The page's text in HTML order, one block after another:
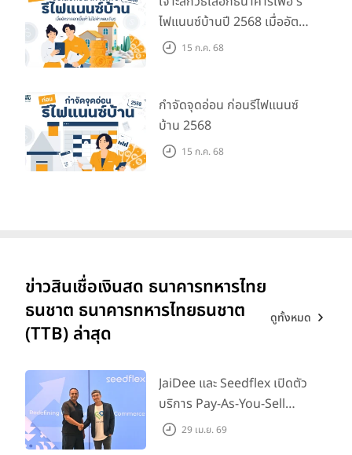
ไฟแนนซ์บ้านปี 2568 เมื่ออัตรา
ดอกเบี้ยต่ำไม่ใช่คำตอบเดียว
15 ก.ค. 68
กำจัดจุดอ่อน ก่อนรีไฟแนนซ์
บ้าน 2568
15 ก.ค. 68
ข่าวสินเชื่อเงินสด ธนาคารทหารไทย
ธนชาต ธนาคารทหารไทยธนชาต
(TTB) ล่าสุด
ดูทั้งหมด
JaiDee และ Seedflex เปิดตัว
บริการ Pay-As-You-Sell
Advance ในไทย พร้อมยก
29 เม.ย. 69